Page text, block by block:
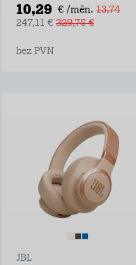
10,29 € /mēn. 13,74
247,11 € 329,75 €
bez PVN
JBL